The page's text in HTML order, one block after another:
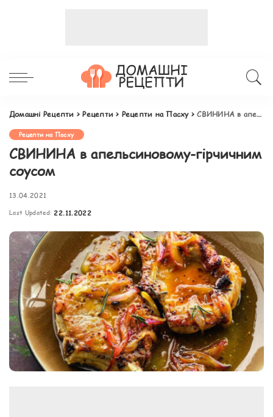
Домашні Рецепти >Рецепти > Рецепти на Пасху>СВИНИНА в апельсиновому-гірчичним соусом
Рецепти на Пасху
СВИНИНА в апельсиновому-гірчичним
соусом
13.04.2021
Last Updated: 22.11.2022